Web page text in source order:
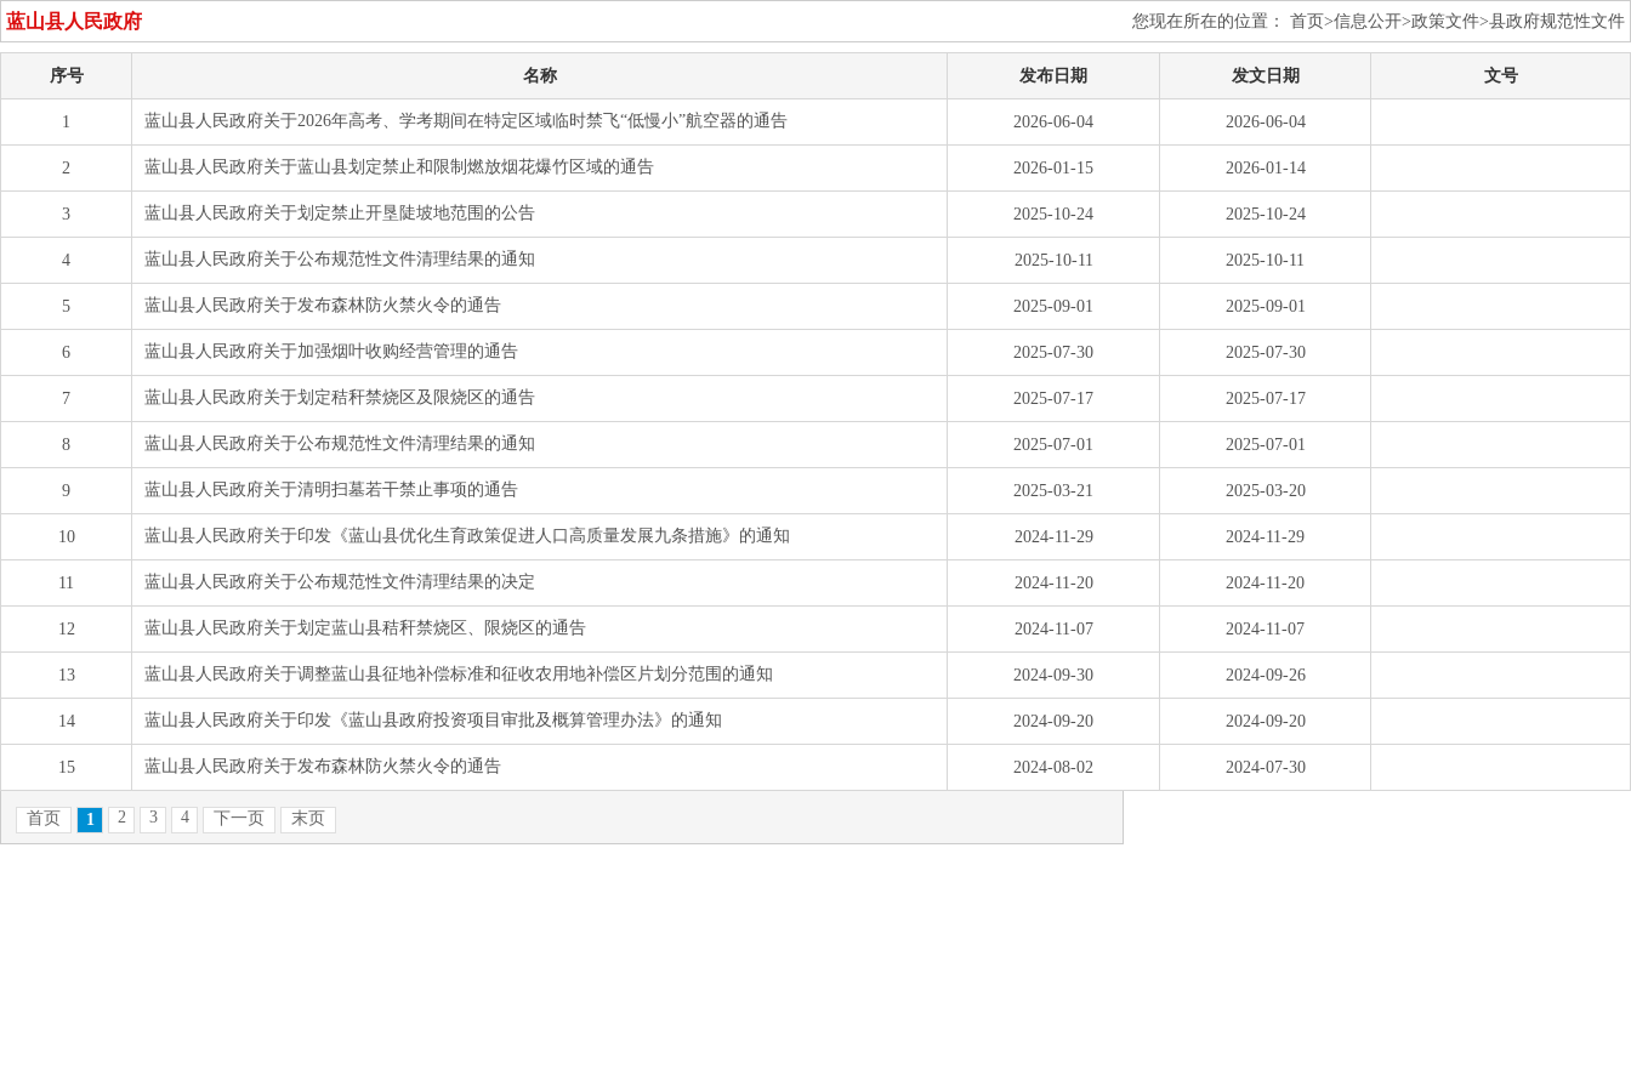
蓝山县人民政府 您现在所在的位置： 首页>信息公开>政策文件>县政府规范性文件
序号 名称 发布日期 发文日期 文号
1 蓝山县人民政府关于2026年高考、学考期间在特定区域临时禁飞“低慢小”航空器的通告 2026-06-04 2026-06-04
2 蓝山县人民政府关于蓝山县划定禁止和限制燃放烟花爆竹区域的通告 2026-01-15 2026-01-14
3 蓝山县人民政府关于划定禁止开垦陡坡地范围的公告 2025-10-24 2025-10-24
4 蓝山县人民政府关于公布规范性文件清理结果的通知 2025-10-11 2025-10-11
5 蓝山县人民政府关于发布森林防火禁火令的通告 2025-09-01 2025-09-01
6 蓝山县人民政府关于加强烟叶收购经营管理的通告 2025-07-30 2025-07-30
7 蓝山县人民政府关于划定秸秆禁烧区及限烧区的通告 2025-07-17 2025-07-17
8 蓝山县人民政府关于公布规范性文件清理结果的通知 2025-07-01 2025-07-01
9 蓝山县人民政府关于清明扫墓若干禁止事项的通告 2025-03-21 2025-03-20
10 蓝山县人民政府关于印发《蓝山县优化生育政策促进人口高质量发展九条措施》的通知 2024-11-29 2024-11-29
11 蓝山县人民政府关于公布规范性文件清理结果的决定 2024-11-20 2024-11-20
12 蓝山县人民政府关于划定蓝山县秸秆禁烧区、限烧区的通告 2024-11-07 2024-11-07
13 蓝山县人民政府关于调整蓝山县征地补偿标准和征收农用地补偿区片划分范围的通知 2024-09-30 2024-09-26
14 蓝山县人民政府关于印发《蓝山县政府投资项目审批及概算管理办法》的通知 2024-09-20 2024-09-20
15 蓝山县人民政府关于发布森林防火禁火令的通告 2024-08-02 2024-07-30
首页 1 2 3 4 下一页 末页